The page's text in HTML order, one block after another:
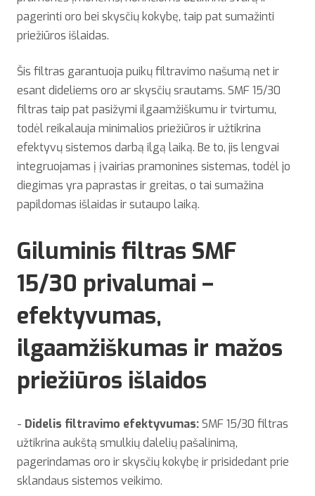
pagerinti oro bei skysčių kokybę, taip pat sumažinti
priežiūros išlaidas.
Šis filtras garantuoja puikų filtravimo našumą net ir
esant dideliems oro ar skysčių srautams. SMF 15/30
filtras taip pat pasižymi ilgaamžiškumu ir tvirtumu,
todėl reikalauja minimalios priežiūros ir užtikrina
efektyvų sistemos darbą ilgą laiką. Be to, jis lengvai
integruojamas į įvairias pramonines sistemas, todėl jo
diegimas yra paprastas ir greitas, o tai sumažina
papildomas išlaidas ir sutaupo laiką.
Giluminis filtras SMF
15/30 privalumai –
efektyvumas,
ilgaamžiškumas ir mažos
priežiūros išlaidos
- Didelis filtravimo efektyvumas:SMF 15/30 filtras
užtikrina aukštą smulkių dalelių pašalinimą,
pagerindamas oro ir skysčių kokybę ir prisidedant prie
sklandaus sistemos veikimo.